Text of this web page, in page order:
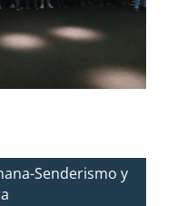
Senderismo y